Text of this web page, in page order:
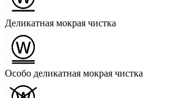
Деликатная мокрая чистка
Особо деликатная мокрая чистка